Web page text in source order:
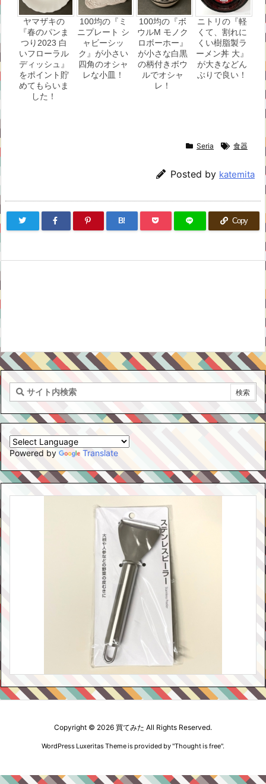
ヤマザキの
『春のパンま
つり2023 白
いフローラル
ディッシュ』
をポイント貯
めてもらいま
した！
100均の『ミ
ニプレート シ
ャビーシッ
ク』が小さい
四角のオシャ
レな小皿！
100均の『ボ
ウルM モノク
ロボーホー』
が小さな白黒
の柄付きボウ
ルでオシャ
レ！
ニトリの『軽
くて、割れに
くい樹脂製ラ
ーメン丼 大』
が大きなどん
ぶりで良い！
Seria 食器
Posted by katemita
B! Copy
Powered by Translate
Copyright © 2026 買てみた All Rights Reserved.
WordPress Luxeritas Theme is provided by "Thought is free".